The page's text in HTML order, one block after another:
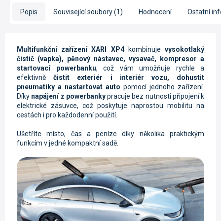
Popis Související soubory (1) Hodnocení Ostatní
Multifunkční zařízení XARI XP4kombinujevysokotlaký
čistič (vapka), pěnový nástavec, vysavač, kompresor a
startovací powerbanku, což vám umožňuje rychle a
efektivněčistit exteriér i interiér vozu, dohustit
pneumatiky a nastartovat auto pomocí jednoho zařízení.
Díky napájení z powerbankypracuje bez nutnosti připojení k
elektrické zásuvce, což poskytuje naprostou mobilitu na
cestách i pro každodenní použití.
Ušetříte místo, čas a peníze díky několika praktickým
funkcím v jedné kompaktní sadě.